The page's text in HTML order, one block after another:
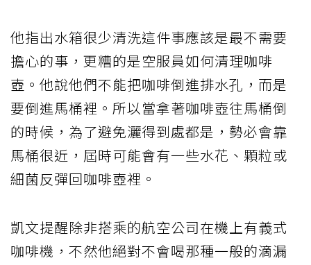
他指出水箱很少清洗這件事應該是最不需要
擔心的事，更糟的是空服員如何清理咖啡
壺。他說他們不能把咖啡倒進排水孔，而是
要倒進馬桶裡。所以當拿著咖啡壺往馬桶倒
的時候，為了避免灑得到處都是，勢必會靠
馬桶很近，屆時可能會有一些水花、顆粒或
細菌反彈回咖啡壺裡。
凱文提醒除非搭乘的航空公司在機上有義式
咖啡機，不然他絕對不會喝那種一般的滴漏